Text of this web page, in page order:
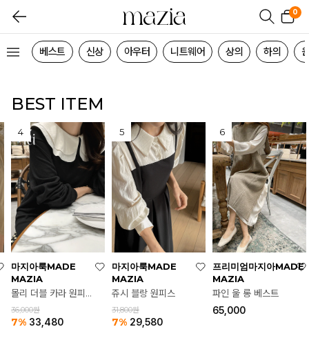
0
베스트 신상 아우터 니트웨어 상의 하의
BEST ITEM
마지아룩MADE
MAZIA
몰리 더블 카라 원피스
36,000원
7% 33,480
마지아룩MADE
MAZIA
쥬시 블랑 원피스
31,800원
7% 29,580
프리미엄마지아MADE
MAZIA
파인 울 롱 베스트
65,000